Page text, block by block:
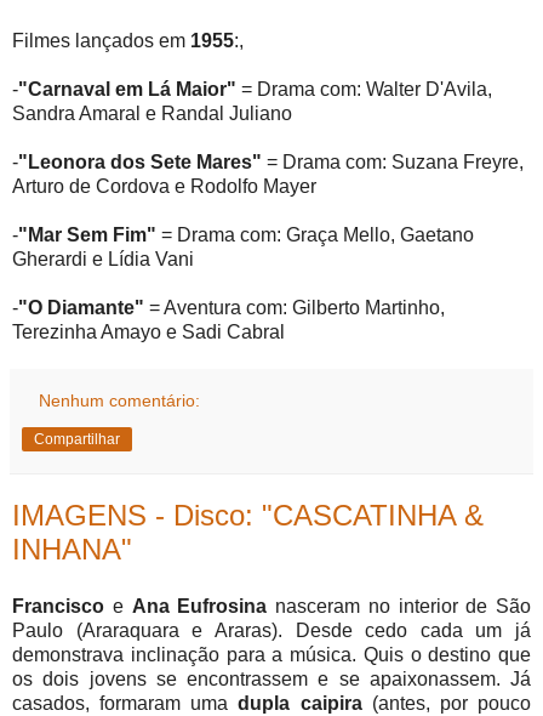
Filmes lançados em 1955:,
-"Carnaval em Lá Maior" = Drama com: Walter D'Avila,
Sandra Amaral e Randal Juliano
-"Leonora dos Sete Mares" = Drama com: Suzana Freyre,
Arturo de Cordova e Rodolfo Mayer
-"Mar Sem Fim" = Drama com: Graça Mello, Gaetano
Gherardi e Lídia Vani
-"O Diamante" = Aventura com: Gilberto Martinho,
Terezinha Amayo e Sadi Cabral
Nenhum comentário:
Compartilhar
IMAGENS - Disco: "CASCATINHA &
INHANA"
Francisco e Ana Eufrosina nasceram no interior de São
Paulo (Araraquara e Araras). Desde cedo cada um já
demonstrava inclinação para a música. Quis o destino que
os dois jovens se encontrassem e se apaixonassem. Já
casados, formaram umadupla caipira(antes, por pouco